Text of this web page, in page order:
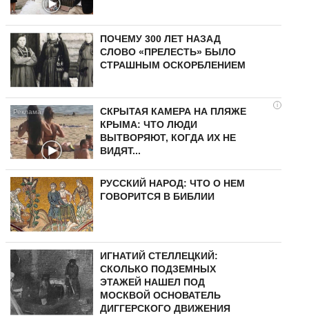
ПОЧЕМУ 300 ЛЕТ НАЗАД
СЛОВО «ПРЕЛЕСТЬ» БЫЛО
СТРАШНЫМ ОСКОРБЛЕНИЕМ
i
СКРЫТАЯ КАМЕРА НА ПЛЯЖЕ
КРЫМА: ЧТО ЛЮДИ
ВЫТВОРЯЮТ, КОГДА ИХ НЕ
ВИДЯТ...
РУССКИЙ НАРОД: ЧТО О НЕМ
ГОВОРИТСЯ В БИБЛИИ
ИГНАТИЙ СТЕЛЛЕЦКИЙ:
СКОЛЬКО ПОДЗЕМНЫХ
ЭТАЖЕЙ НАШЕЛ ПОД
МОСКВОЙ ОСНОВАТЕЛЬ
ДИГГЕРСКОГО ДВИЖЕНИЯ